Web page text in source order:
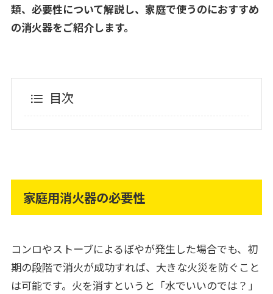
類、必要性について解説し、家庭で使うのにおすすめ
の消火器をご紹介します。
目次
家庭用消火器の必要性
コンロやストーブによるぼやが発生した場合でも、初
期の段階で消火が成功すれば、大きな火災を防ぐこと
は可能です。火を消すというと「水でいいのでは？」